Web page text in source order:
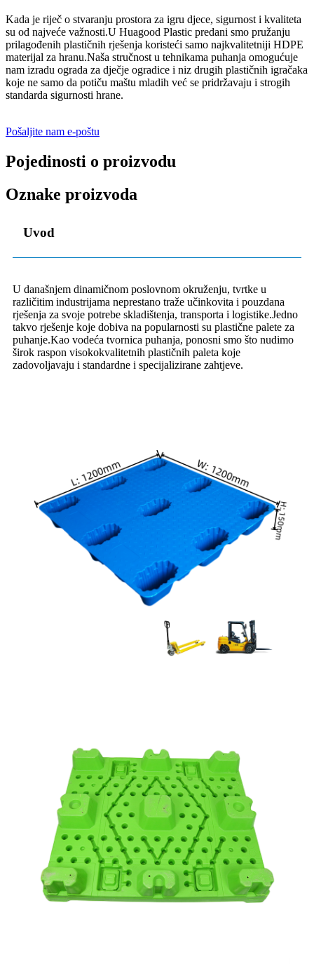
Kada je riječ o stvaranju prostora za igru ​​djece, sigurnost i kvaliteta
su od najveće važnosti.U Huagood Plastic predani smo pružanju
prilagođenih plastičnih rješenja koristeći samo najkvalitetniji HDPE
materijal za hranu.Naša stručnost u tehnikama puhanja omogućuje
nam izradu ograda za dječje ogradice i niz drugih plastičnih igračaka
koje ne samo da potiču maštu mladih već se pridržavaju i strogih
standarda sigurnosti hrane.
Pošaljite nam e-poštu
Pojedinosti o proizvodu
Oznake proizvoda
Uvod
U današnjem dinamičnom poslovnom okruženju, tvrtke u
različitim industrijama neprestano traže učinkovita i pouzdana
rješenja za svoje potrebe skladištenja, transporta i logistike.Jedno
takvo rješenje koje dobiva na popularnosti su plastične palete za
puhanje.Kao vodeća tvornica puhanja, ponosni smo što nudimo
širok raspon visokokvalitetnih plastičnih paleta koje
zadovoljavaju i standardne i specijalizirane zahtjeve.